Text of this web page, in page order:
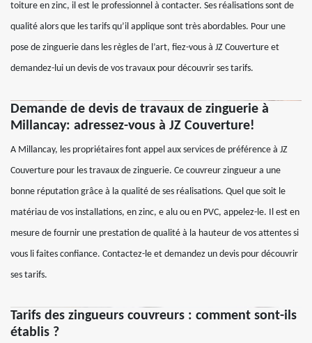
toiture en zinc, il est le professionnel à contacter. Ses réalisations sont de
qualité alors que les tarifs qu’il applique sont très abordables. Pour une
pose de zinguerie dans les règles de l’art, fiez-vous à JZ Couverture et
demandez-lui un devis de vos travaux pour découvrir ses tarifs.
Demande de devis de travaux de zinguerie à
Millancay: adressez-vous à JZ Couverture!
A Millancay, les propriétaires font appel aux services de préférence à JZ
Couverture pour les travaux de zinguerie. Ce couvreur zingueur a une
bonne réputation grâce à la qualité de ses réalisations. Quel que soit le
matériau de vos installations, en zinc, e alu ou en PVC, appelez-le. Il est en
mesure de fournir une prestation de qualité à la hauteur de vos attentes si
vous li faites confiance. Contactez-le et demandez un devis pour découvrir
ses tarifs.
Tarifs des zingueurs couvreurs : comment sont-ils
établis ?